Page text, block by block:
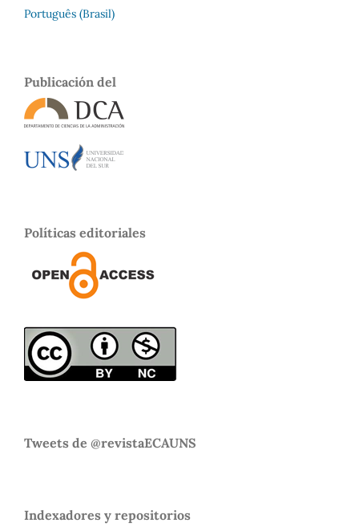
Português (Brasil)
Publicación del
Políticas editoriales
Tweets de @revistaECAUNS
Indexadores y repositorios